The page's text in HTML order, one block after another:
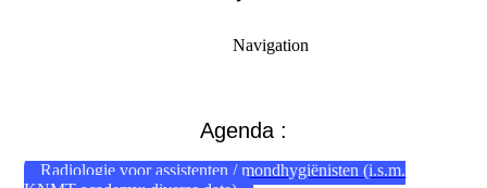
Navigation
Agenda :
Radiologie voor assistenten / mondhygiënisten (i.s.m.